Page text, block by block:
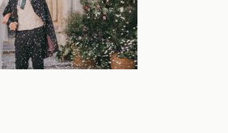
Sobre Nosotros